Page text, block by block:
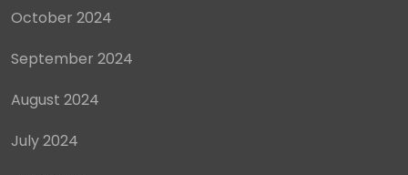
October 2024
September 2024
August 2024
July 2024